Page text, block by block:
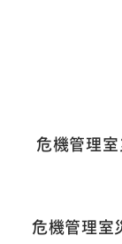
危機管理
危機管理室